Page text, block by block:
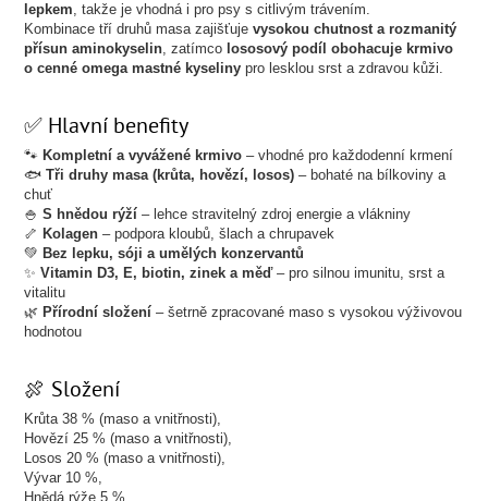
lepkem, takže je vhodná i pro psy s citlivým trávením.
Kombinace tří druhů masa zajišťujevysokou chutnost a rozmanitý
přísun aminokyselin, zatímco lososový podíl obohacuje krmivo
o cenné omega mastné kyseliny pro lesklou srst a zdravou kůži.
✅ Hlavní benefity
🐾 Kompletní a vyvážené krmivo – vhodné pro každodenní krmení
🐟Tři druhy masa (krůta, hovězí, losos) – bohaté na bílkoviny a
chuť
🍚S hnědou rýží – lehce stravitelný zdroj energie a vlákniny
🦴 Kolagen – podpora kloubů, šlach a chrupavek
💚 Bez lepku, sóji a umělých konzervantů
✨Vitamin D3, E, biotin, zinek a měď– pro silnou imunitu, srst a
vitalitu
🌿 Přírodní složení – šetrně zpracované maso s vysokou výživovou
hodnotou
🍖 Složení
Krůta 38 % (maso a vnitřnosti),
Hovězí 25 % (maso a vnitřnosti),
Losos 20 % (maso a vnitřnosti),
Vývar 10 %,
Hnědá rýže 5 %,